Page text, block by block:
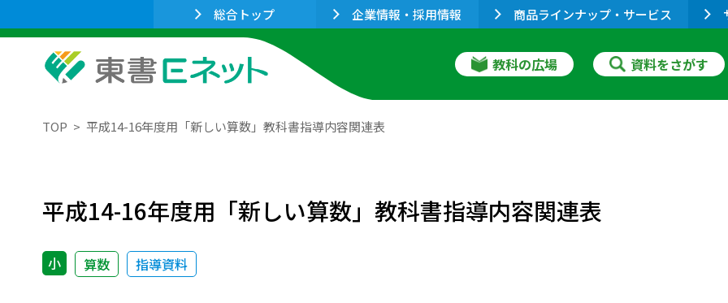
総合トップ 企業情報・採用情報 商品ラインナップ・サービス
教科の広場 資料をさがす
TOP 平成14-16年度用「新しい算数」教科書指導内容関連表
平成14-16年度用「新しい算数」教科書指導内容関連表
小 算数 指導資料